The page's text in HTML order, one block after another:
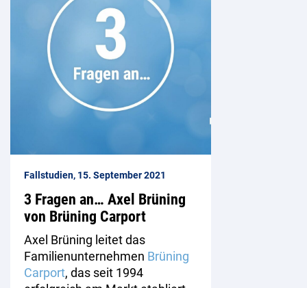
Fallstudien, 15. September 2021
3 Fragen an… Axel Brüning
von Brüning Carport
Axel Brüning leitet das
Familienunternehmen Brüning
Carport, das seit 1994